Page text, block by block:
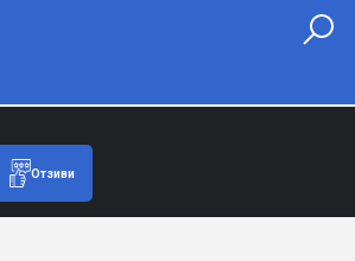
Отзиви